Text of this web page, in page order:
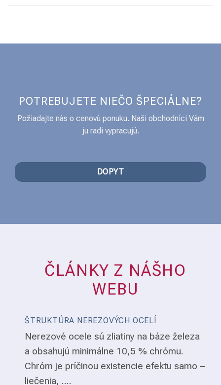
POTREBUJETE NIEČO ŠPECIÁLNE?
Požiadajte nás o cenovú ponuku. Naši obchodníci Vám
ju radi vypracujú.
DOPYT
ČLÁNKY Z NÁŠHO
WEBU
ŠTRUKTÚRA NEREZOVÝCH OCELÍ
Nerezové ocele sú zliatiny na báze železa
a obsahujú minimálne 10,5 % chrómu.
Chróm je príčinou existencie efektu samo –
liečenia, ....